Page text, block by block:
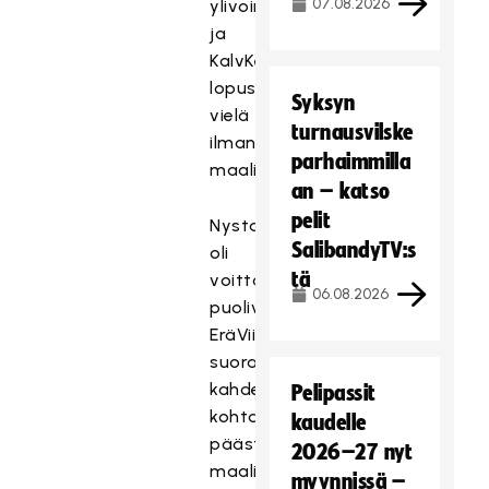
ylivoimalla
ja
KalvKe
lopussa
vielä
ilman
maalivahtia.
Nystars
oli
voittanut
puolivälierissä
EräViikingit
suoraan
kahdessa
kohtaamisessa
päästämättä
maaliakaan,
07.08.2026
Syksyn
turnausvilske
parhaimmilla
an – katso
pelit
SalibandyTV:s
tä
06.08.2026
Pelipassit
kaudelle
2026–27 nyt
myynnissä –